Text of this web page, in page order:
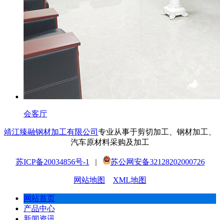
会客厅
靖江臻融钢材加工有限公司 专业从事于剪切加工、钢材加工、
汽车原材料采购及加工
苏ICP备20034856号-1 | 苏公网安备32128202000726
网站地图 XML地图
网站首页
产品中心